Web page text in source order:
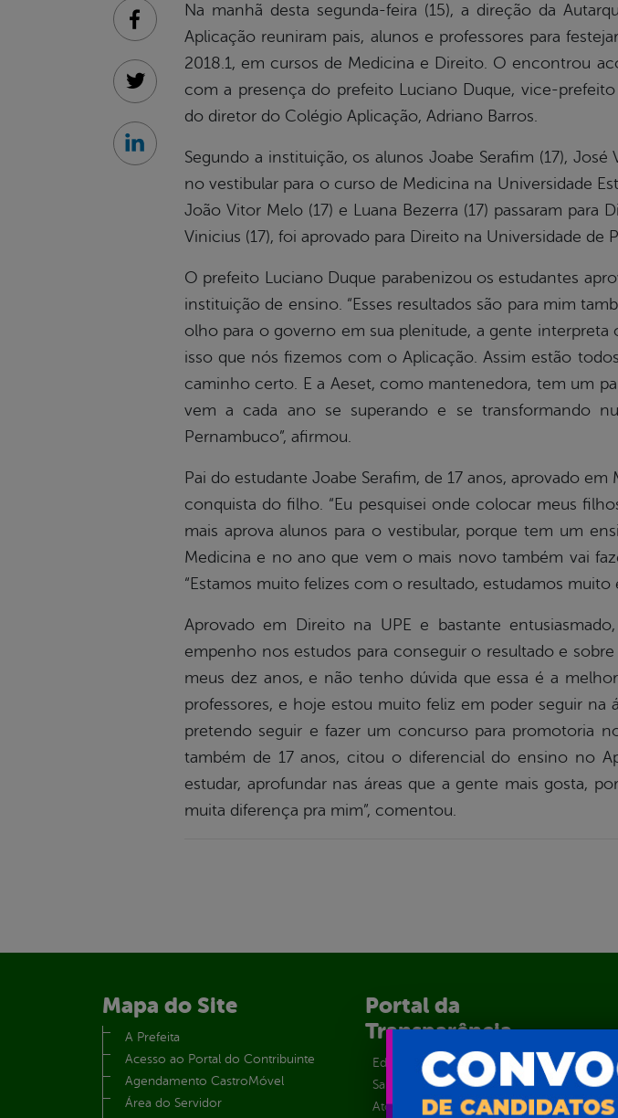
Na manhã desta segunda-feira (15), a direção da
Aplicação reuniram pais, alunos e professores para
2018.1, em cursos de Medicina e Direito. O encontrou
com a presença do prefeito Luciano Duque, vice-
do diretor do Colégio Aplicação, Adriano Barros.
Segundo a instituição, os alunos Joabe Serafim (17),
no vestibular para o curso de Medicina na Universidade
João Vitor Melo (17) e Luana Bezerra (17) passaram
Vinicius (17), foi aprovado para Direito na Universidade de
O prefeito Luciano Duque parabenizou os estudantes
instituição de ensino. “Esses resultados são para mim
olho para o governo em sua plenitude, a gente
isso que nós fizemos com o Aplicação. Assim estão
caminho certo. E a Aeset, como mantenedora, tem um
vem a cada ano se superando e se transformando
Pernambuco”, afirmou.
Pai do estudante Joabe Serafim, de 17 anos, aprovado
conquista do filho. “Eu pesquisei onde colocar meus
mais aprova alunos para o vestibular, porque tem um
Medicina e no ano que vem o mais novo também vai
“Estamos muito felizes com o resultado, estudamos
Aprovado em Direito na UPE e bastante
empenho nos estudos para conseguir o resultado e
meus dez anos, e não tenho dúvida que essa é a
professores, e hoje estou muito feliz em poder seguir na
pretendo seguir e fazer um concurso para promotoria
também de 17 anos, citou o diferencial do ensino no
estudar, aprofundar nas áreas que a gente mais gosta,
muita diferença pra mim”, comentou.
Facebook
Twitter
Linkedin
Mapa do Site
A Prefeita
Acesso ao Portal do Contribuinte
Agendamento CastroMóvel
Área do Servidor
Portal da
Transparência
Educação
Saúde
Atos normativos